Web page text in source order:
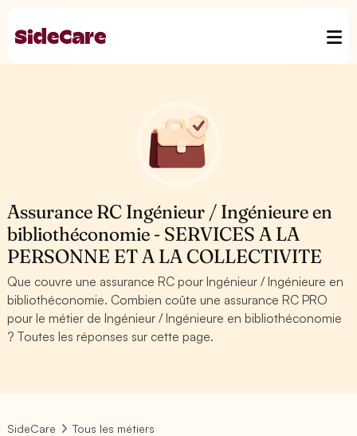
Assurance RC Ingénieur / Ingénieure en
bibliothéconomie - SERVICES A LA
PERSONNE ET A LA COLLECTIVITE
Que couvre une assurance RC pour Ingénieur / Ingénieure en
bibliothéconomie. Combien coûte une assurance RC PRO
pour le métier de Ingénieur / Ingénieure en bibliothéconomie
? Toutes les réponses sur cette page.
SideCare
Tous les métiers